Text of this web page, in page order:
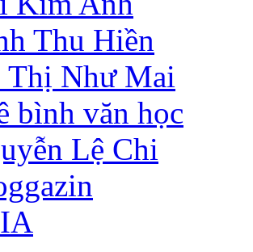
Thu Hiền
Thị Như Mai
bình văn học
Lệ Chi